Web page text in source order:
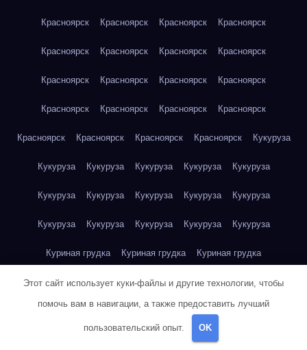
Красноярск Красноярск Красноярск Красноярск
Красноярск Красноярск Красноярск Красноярск
Красноярск Красноярск Красноярск Красноярск
Красноярск Красноярск Красноярск Красноярск
Красноярск Красноярск Красноярск Красноярск Кукуруза
Кукуруза Кукуруза Кукуруза Кукуруза Кукуруза
Кукуруза Кукуруза Кукуруза Кукуруза Кукуруза
Кукуруза Кукуруза Кукуруза Кукуруза Кукуруза
Куриная грудка Куриная грудка Куриная грудка
Куриная грудка Куриная грудка Куриная грудка
Куриная грудка Куриная грудка
Куриное яйцо
Этот сайт использует куки-файлы и другие технологии, чтобы
помочь вам в навигации, а также предоставить лучший
пользовательский опыт. OK